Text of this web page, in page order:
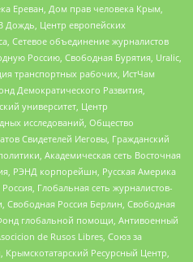
Ереван, Дом прав человека Крым,
Дождь, Центр европейских
Сетевое объединение журналистов
Россию, Свободная Бурятия, Uralic,
транспортных рабочих, ИстЧам
Демократического Развития,
университет, Центр
исследований, Общество
Свидетелей Иеговы, Гражданский
Академическая сеть Восточная
РЭНД корпорейшн, Русская Америка
Глобальная сеть журналистов-
Свободная Россия Берлин, Свободная
глобальной помощи, Антивоенный
de Rusos Libres, Союз за
Ресурсный Центр,